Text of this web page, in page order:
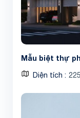
Mẫu biệt thự
Diện tích